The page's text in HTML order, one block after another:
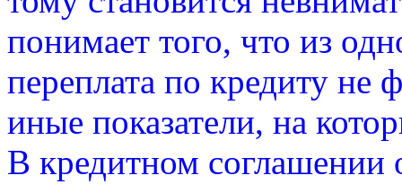
понимает того, что из
переплата по кредиту не
иные показатели, на
В кредитном соглашении